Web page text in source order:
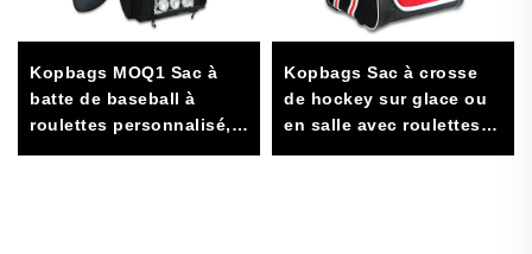
Kopbags MOQ1 Sac à
batte de baseball à
roulettes personnalisé,
sacs de softball, grand
Kopbags Sac à crosse
de hockey sur glace ou
en salle avec roulettes,
sac à crosse